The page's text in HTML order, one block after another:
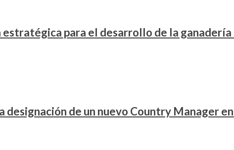
para el desarrollo de la
designación de un nuevo Country Manager